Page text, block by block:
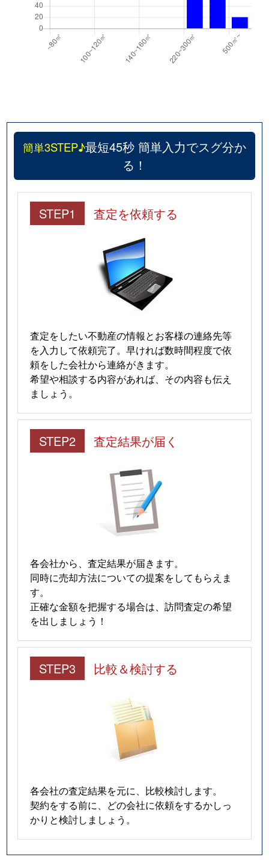
簡単3STEP♪最短45秒 簡単入力でスグ分か
る！
STEP1 査定を依頼する
査定をしたい不動産の情報とお客様の連絡先等
を入力して依頼完了。早ければ数時間程度で依
頼をした会社から連絡がきます。
希望や相談する内容があれば、その内容も伝え
ましょう。
STEP2 査定結果が届く
各会社から、査定結果が届きます。
同時に売却方法についての提案をしてもらえま
す。
正確な金額を把握する場合は、訪問査定の希望
を出しましょう！
STEP3 比較＆検討する
各会社の査定結果を元に、比較検討します。
契約をする前に、どの会社に依頼をするかしっ
かりと検討しましょう。